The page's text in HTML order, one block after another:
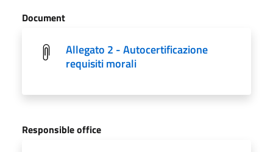
Document
Allegato 2 - Autocertificazione
requisiti morali
Responsible office